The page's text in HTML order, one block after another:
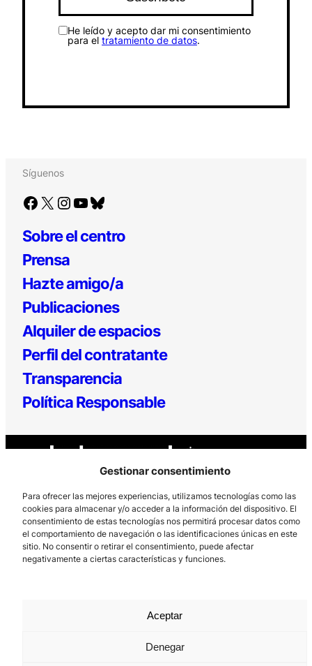
Gestionar consentimiento
Para ofrecer las mejores experiencias, utilizamos tecnologías como las
cookies para almacenar y/o acceder a la información del dispositivo. El
consentimiento de estas tecnologías nos permitirá procesar datos como
el comportamiento de navegación o las identificaciones únicas en este
sitio. No consentir o retirar el consentimiento, puede afectar
negativamente a ciertas características y funciones.
Aceptar
Denegar
He leído y acepto dar mi consentimiento
para el tratamiento de datos.
Síguenos
Facebook X Instagram YouTube Bluesky
Sobre el centro
Prensa
Hazte amigo/a
Publicaciones
Alquiler de espacios
Perfil del contratante
Transparencia
Política Responsable
Los Prados, 121 – 33203 Gijón
985 185 577 – info@laboralcentrodearte.org
Contacto